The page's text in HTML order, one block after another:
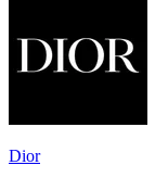
Dior